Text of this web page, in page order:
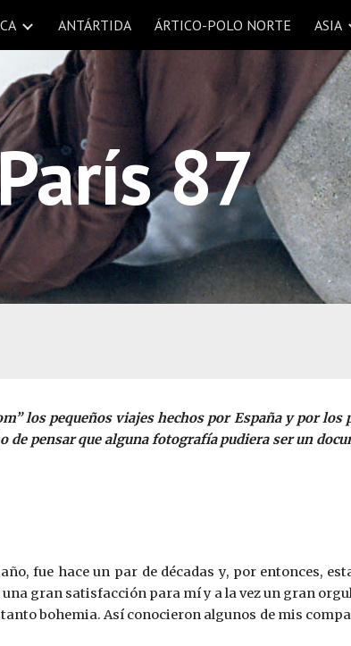
Skip to navigation
ANTÁRTIDA ÁRTICO-POLO NORTE ASIA
87
los pequeños viajes hechos por España y por los
de pensar que alguna fotografía pudiera ser un
fue hace un par de décadas y, por entonces,
gran satisfacción para mí y a la vez un gran
bohemia. Así conocieron algunos de mis